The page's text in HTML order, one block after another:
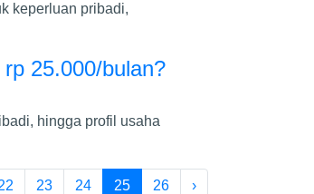
keperluan pribadi,
25.000/bulan?
hingga profil usaha
23 24 25 26 ›